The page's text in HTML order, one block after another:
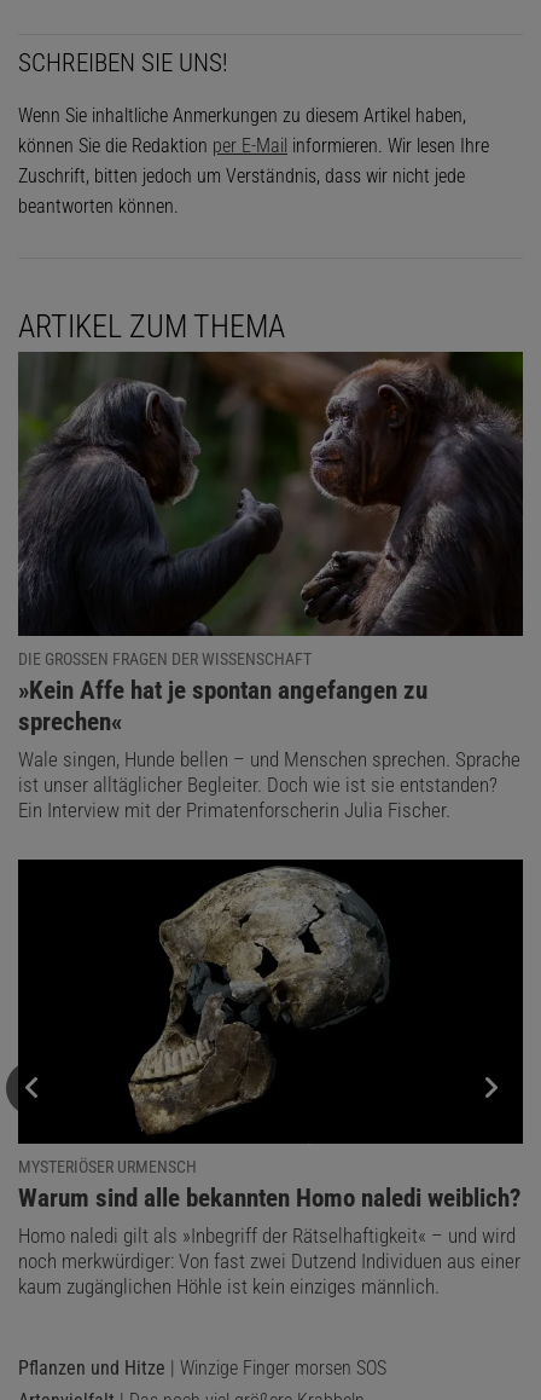
SCHREIBEN SIE UNS!
Wenn Sie inhaltliche Anmerkungen zu diesem Artikel haben,
können Sie die Redaktion per E-Mail informieren. Wir lesen Ihre
Zuschrift, bitten jedoch um Verständnis, dass wir nicht jede
beantworten können.
ARTIKEL ZUM THEMA
DIE GROSSEN FRAGEN DER WISSENSCHAFT
:
»Kein Affe hat je spontan angefangen zu
sprechen«
Wale singen, Hunde bellen – und Menschen sprechen. Sprache
ist unser alltäglicher Begleiter. Doch wie ist sie entstanden?
Ein Interview mit der Primatenforscherin Julia Fischer.
MYSTERIÖSER URMENSCH
:
Warum sind alle bekannten Homo naledi weiblich?
Homo naledi gilt als »Inbegriff der Rätselhaftigkeit« – und wird
noch merkwürdiger: Von fast zwei Dutzend Individuen aus einer
kaum zugänglichen Höhle ist kein einziges männlich.
Pflanzen und Hitze | Winzige Finger morsen SOS